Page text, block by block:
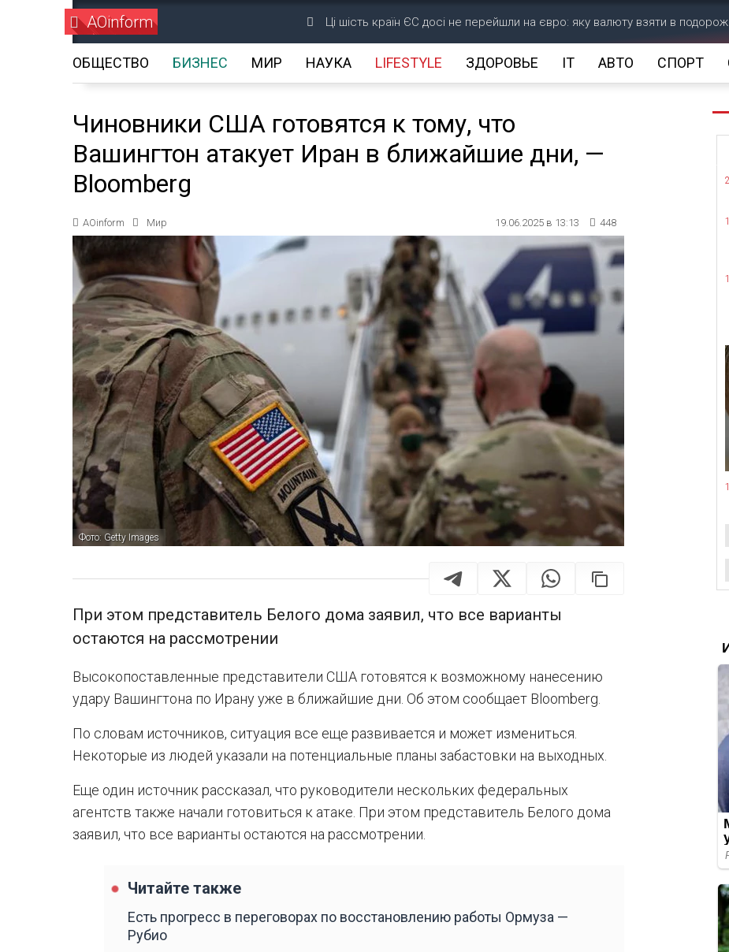
AOinform Ці шість країн ЄС досі не перейшли на євро: яку валюту взяти в подорож
ОБЩЕСТВО БИЗНЕС МИР НАУКА LIFESTYLE ЗДОРОВЬЕ IT АВТО СПОРТ
Чиновники США готовятся к тому, что
Вашингтон атакует Иран в ближайшие дни, —
Bloomberg
AOinform Мир 19.06.2025 в 13:13 448
Фото: Getty Images
При этом представитель Белого дома заявил, что все варианты
остаются на рассмотрении
Высокопоставленные представители США готовятся к возможному нанесению
удару Вашингтона по Ирану уже в ближайшие дни. Об этом сообщает Bloomberg.
По словам источников, ситуация все еще развивается и может измениться.
Некоторые из людей указали на потенциальные планы забастовки на выходных.
Еще один источник рассказал, что руководители нескольких федеральных
агентств также начали готовиться к атаке. При этом представитель Белого дома
заявил, что все варианты остаются на рассмотрении.
Читайте также
Есть прогресс в переговорах по восстановлению работы Ормуза —
Рубио